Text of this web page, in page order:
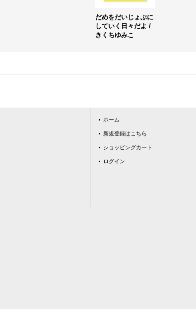
だめをだいじょぶに
していく日々だよ /
きくちゆみこ
ホーム
新規登録はこちら
ショッピングカート
ログイン